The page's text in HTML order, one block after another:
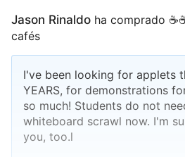
Jason Rinaldo ha comprado
cafés
I've been looking for applets
YEARS, for demonstrations
so much! Students do not
whiteboard scrawl now. I'm
you, too.l